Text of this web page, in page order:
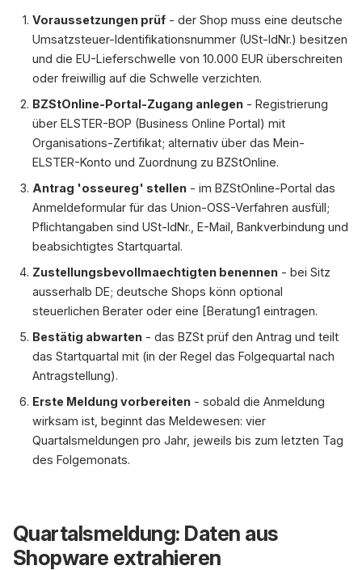
Voraussetzungen prüf - der Shop muss eine deutsche
Umsatzsteuer-Identifikationsnummer (USt-IdNr.) besitzen
und die EU-Lieferschwelle von 10.000 EUR überschreiten
oder freiwillig auf die Schwelle verzichten.
BZStOnline-Portal-Zugang anlegen - Registrierung
über ELSTER-BOP (Business Online Portal) mit
Organisations-Zertifikat; alternativ über das Mein-
ELSTER-Konto und Zuordnung zu BZStOnline.
Antrag 'osseureg' stellen - im BZStOnline-Portal das
Anmeldeformular für das Union-OSS-Verfahren ausfüll;
Pflichtangaben sind USt-IdNr., E-Mail, Bankverbindung und
beabsichtigtes Startquartal.
Zustellungsbevollmaechtigten benennen - bei Sitz
ausserhalb DE; deutsche Shops könn optional
steuerlichen Berater oder eine [Beratung1 eintragen.
Bestätig abwarten - das BZSt prüf den Antrag und teilt
das Startquartal mit (in der Regel das Folgequartal nach
Antragstellung).
Erste Meldung vorbereiten - sobald die Anmeldung
wirksam ist, beginnt das Meldewesen: vier
Quartalsmeldungen pro Jahr, jeweils bis zum letzten Tag
des Folgemonats.
Quartalsmeldung: Daten aus
Shopware extrahieren